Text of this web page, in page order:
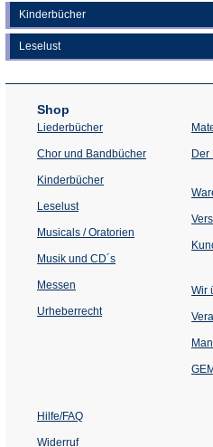
Kinderbücher
Leselust
Shop
Liederbücher
Chor und Bandbücher
Kinderbücher
Leselust
Musicals / Oratorien
Musik und CD´s
Messen
Urheberrecht
Der
Wir
Hilfe/FAQ
Widerruf